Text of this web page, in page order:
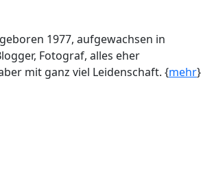
1977, aufgewachsen in
Fotograf, alles eher
mit ganz viel Leidenschaft. {mehr}